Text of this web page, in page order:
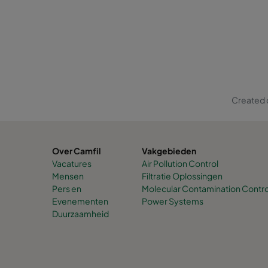
Created
Over Camfil
Vacatures
Mensen
Pers en
Evenementen
Duurzaamheid
Vakgebieden
Air Pollution Control
Filtratie Oplossingen
Molecular Contamination
Power Systems